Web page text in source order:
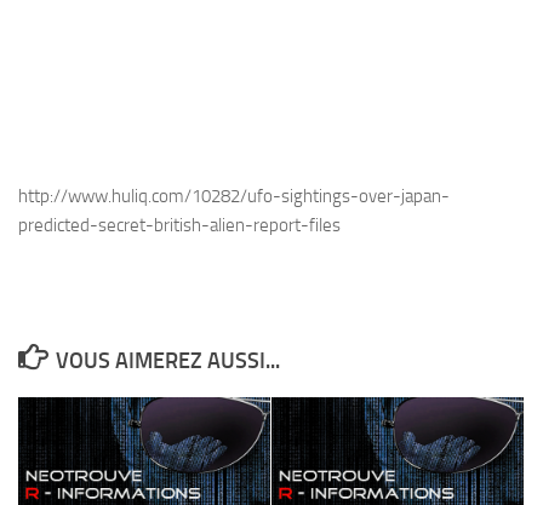
http://www.huliq.com/10282/ufo-sightings-over-japan-
predicted-secret-british-alien-report-files
VOUS AIMEREZ AUSSI...